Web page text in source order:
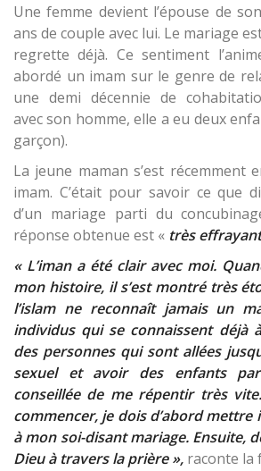
Une femme devient l’épouse de
ans de couple avec lui. Le mariage
regrette déjà. Ce sentiment
abordé un imam sur le genre de
une demi décennie de
avec son homme, elle a eu deux
garçon).
La jeune maman s’est récemment
imam. C’était pour savoir ce que
d’un mariage parti du
réponse obtenue est « très
« L’iman a été clair avec moi.
mon histoire, il s’est montré très
l’islam ne reconnaît jamais un
individus qui se connaissent déjà
des personnes qui sont allées
sexuel et avoir des enfants
conseillée de me répentir très
commencer, je dois d’abord
à mon soi-disant mariage. Ensuite,
Dieu à travers la prière », raconte la